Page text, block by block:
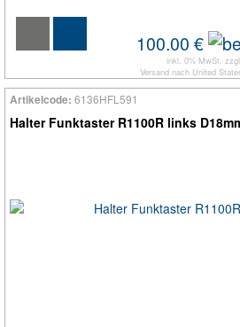
100.00 €
inkl. 0% MwSt. zzgl.
Versand nach United
Artikelcode: 6136HFL591
Halter Funktaster R1100R links